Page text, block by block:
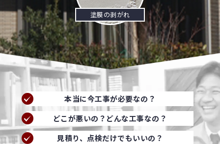
塗膜の剥がれ
本当に今工事が必要なの？
どこが悪いの？どんな工事なの？
見積り、点検だけでもいいの？